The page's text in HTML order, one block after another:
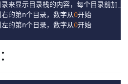
录来显示目录栈的内容，每个目录前加上
右的第n个目录，数字从0开始
左的第n个日录，数字从0开始